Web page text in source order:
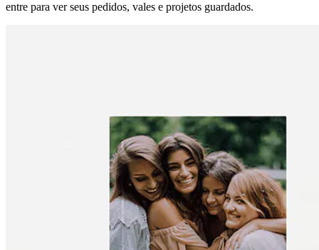
entre para ver seus pedidos, vales e projetos guardados.